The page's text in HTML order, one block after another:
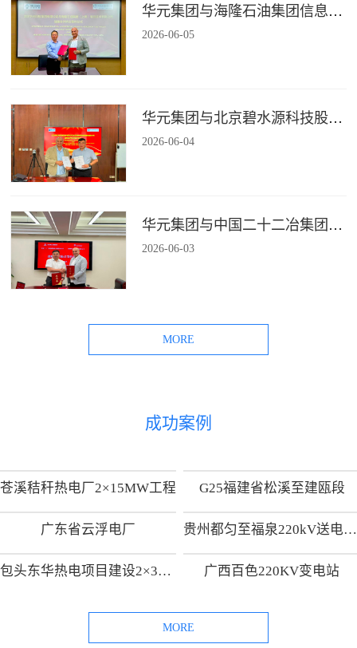
华元集团与海隆石油集团信息技术有限公司签署战略合作协议
2026-06-05
华元集团与北京碧水源科技股份有限公司签署战略合作协议
2026-06-04
华元集团与中国二十二冶集团有限公司装配式建筑分公司签署战略合作协议
2026-06-03
MORE
成功案例
苍溪秸秆热电厂2×15MW工程 G25福建省松溪至建瓯段
广东省云浮电厂 贵州都匀至福泉220kV送电线路工程
包头东华热电项目建设2×300MW热电供热机组项目 广西百色220KV变电站
MORE